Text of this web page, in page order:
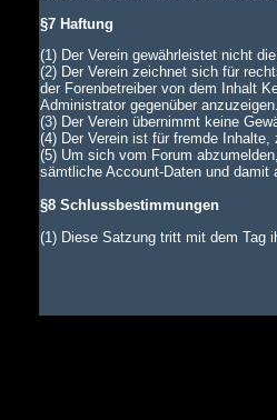
§7 Haftung
(1) Der Verein gewährleistet nicht
(2) Der Verein zeichnet sich für
der Forenbetreiber von dem Inhalt
Administrator gegenüber anzuzeigen.
(3) Der Verein übernimmt keine
(4) Der Verein ist für fremde
(5) Um sich vom Forum
sämtliche Account-Daten und damit
§8 Schlussbestimmungen
(1) Diese Satzung tritt mit dem Tag